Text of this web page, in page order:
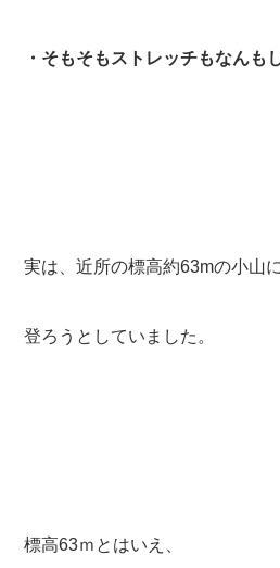
・そもそもストレッチもなんも
実は、近所の標高約63mの小山に
登ろうとしていました。
標高63ｍとはいえ、